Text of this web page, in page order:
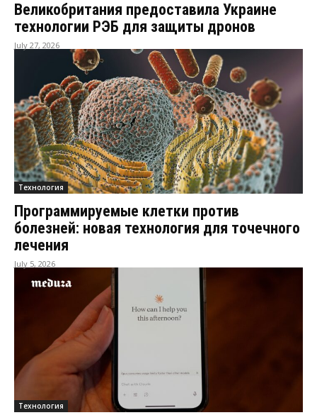
Великобритания предоставила Украине
технологии РЭБ для защиты дронов
July 27, 2026
Технология
Программируемые клетки против
болезней: новая технология для точечного
лечения
July 5, 2026
Технология